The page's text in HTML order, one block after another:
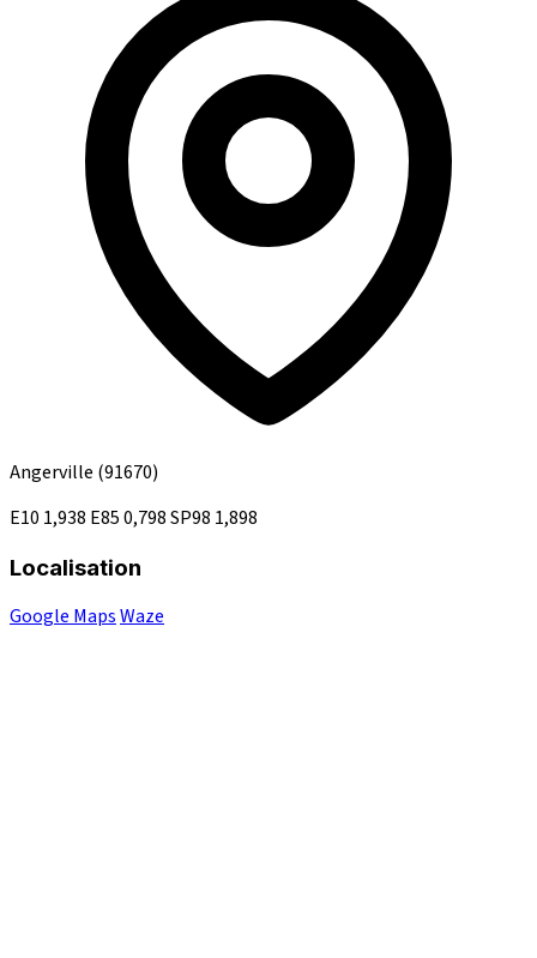
Angerville (91670)
E10 1,938 E850,798SP98 1,898
Localisation
Google MapsWaze